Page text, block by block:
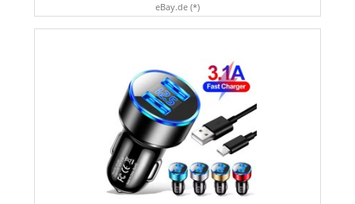
eBay.de (*)